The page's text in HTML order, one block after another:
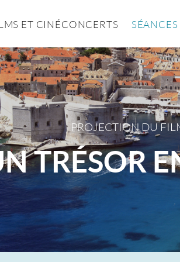
ET CINÉCONCERTS
PROJECTION DU
TRÉSOR